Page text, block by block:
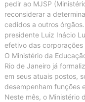
pedir ao MJSP
reconsiderar a
cedidos a outros
presidente Luiz Inácio
efetivo das
O Ministério da
Rio de Janeiro já
em seus atuais postos,
desempenham funções
Neste mês, o Ministério